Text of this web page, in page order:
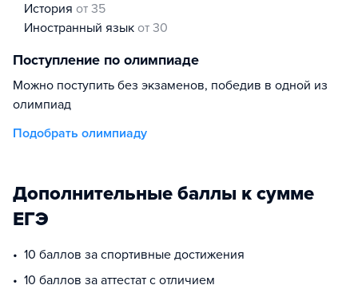
история от 35
иностранный язык от 30
Поступление по олимпиаде
Можно поступить без экзаменов, победив в одной из
олимпиад
Подобрать олимпиаду
Дополнительные баллы к сумме
ЕГЭ
10 баллов за спортивные достижения
10 баллов за аттестат с отличием